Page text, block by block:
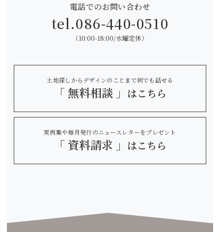
電話でのお問い合わせ
tel.086-440-0510
（10:00-18:00/水曜定休）
土地探しからデザインのことまで何でも話せる
「 無料相談 」 はこちら
実例集や毎月発行のニュースレターをプレゼント
「 資料請求 」 はこちら